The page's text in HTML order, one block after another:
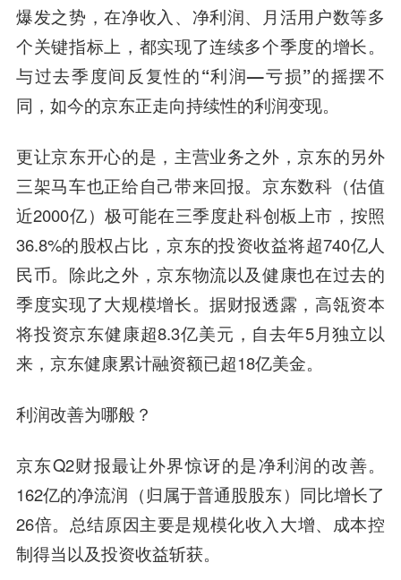
爆发之势，在净收入、净利润、月活用户数等多
个关键指标上，都实现了连续多个季度的增长。
与过去季度间反复性的“利润—亏损”的摇摆不
同，如今的京东正走向持续性的利润变现。
更让京东开心的是，主营业务之外，京东的另外
三架马车也正给自己带来回报。京东数科（估值
近2000亿）极可能在三季度赴科创板上市，按照
36.8%的股权占比，京东的投资收益将超740亿人
民币。除此之外，京东物流以及健康也在过去的
季度实现了大规模增长。据财报透露，高瓴资本
将投资京东健康超8.3亿美元，自去年5月独立以
来，京东健康累计融资额已超18亿美金。
利润改善为哪般？
京东Q2财报最让外界惊讶的是净利润的改善。
162亿的净流润（归属于普通股股东）同比增长了
26倍。 总结原因主要是规模化收入大增、成本控
制得当以及投资收益斩获。